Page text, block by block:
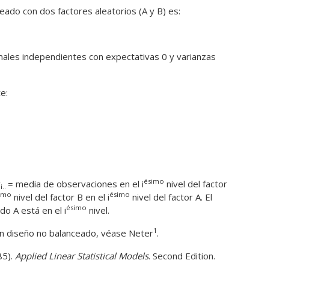
con dos factores aleatorios (A y B) es:
independientes con expectativas 0 y varianzas
i.. = media de observaciones en el iésimo nivel del factor
nivel del factor B en el iésimo nivel del factor A. El
A está en el iésimo nivel.
diseño no balanceado, véase Neter1.
Applied Linear Statistical Models. Second Edition.